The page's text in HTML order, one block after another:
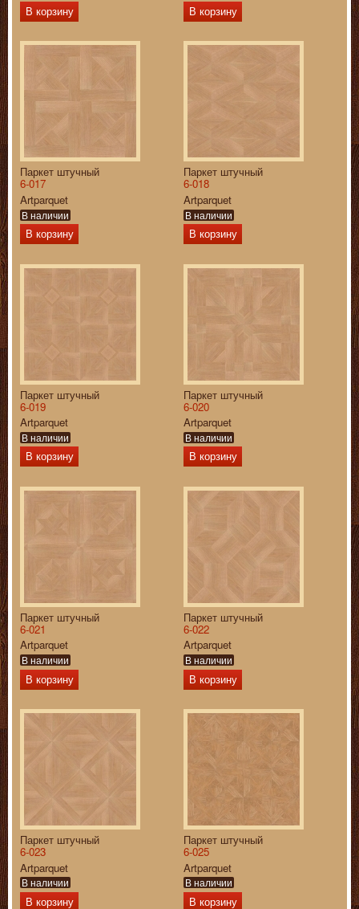
В корзину В корзину
Паркет штучный
6-017
Artparquet
В наличии
В корзину
Паркет штучный
6-018
Artparquet
В наличии
В корзину
Паркет штучный
6-019
Artparquet
В наличии
В корзину
Паркет штучный
6-020
Artparquet
В наличии
В корзину
Паркет штучный
6-021
Artparquet
В наличии
В корзину
Паркет штучный
6-022
Artparquet
В наличии
В корзину
Паркет штучный
6-023
Artparquet
В наличии
В корзину
Паркет штучный
6-025
Artparquet
В наличии
В корзину